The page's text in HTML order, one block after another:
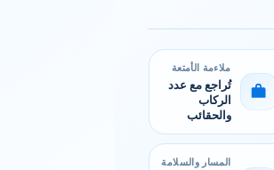
ملاءمة الأمتعة
تُراجع مع عدد
الركاب
والحقائب
المسار والسلامة